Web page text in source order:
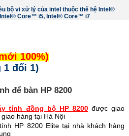
bộ vi xử lý của intel thuộc thế hệ Intel®
Core™ i5, Intel® Core™ i7
100%)
1 đổi 1)
để bàn HP 8200
tính đồng bộ HP 8200được giao
hàng tại Hà Nội
HP 8200 Elite tại nhà khách hàng